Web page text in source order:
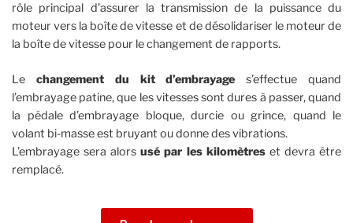
rôle principal d’assurer la transmission de la puissance du
moteur vers la boîte de vitesse et de désolidariser le moteur de
la boîte de vitesse pour le changement de rapports.
Le changement du kit d’embrayage s’effectue quand
l’embrayage patine, que les vitesses sont dures à passer, quand
la pédale d’embrayage bloque, durcie ou grince, quand le
volant bi-masse est bruyant ou donne des vibrations.
L’embrayage sera alorsusé par les kilomètreset devra être
remplacé.